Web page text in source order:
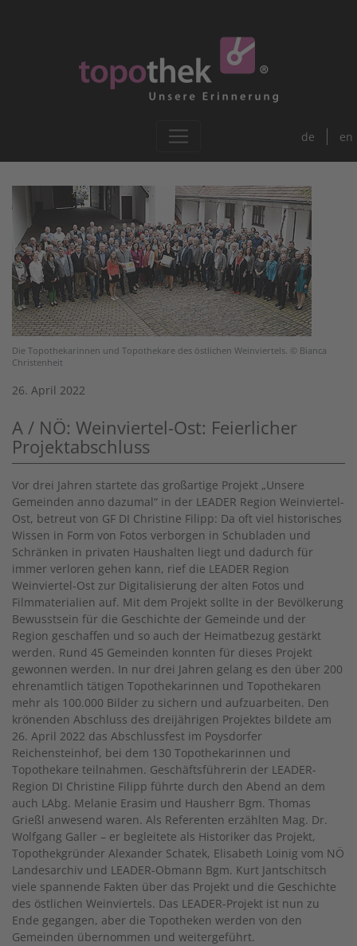
de en
Die Topothekarinnen und Topothekare des östlichen Weinviertels. © Bianca
Christenheit
26. April 2022
A / NÖ: Weinviertel-Ost: Feierlicher
Projektabschluss
Vor drei Jahren startete das großartige Projekt „Unsere
Gemeinden anno dazumal“ in der LEADER Region Weinviertel-
Ost, betreut von GF DI Christine Filipp: Da oft viel historisches
Wissen in Form von Fotos verborgen in Schubladen und
Schränken in privaten Haushalten liegt und dadurch für
immer verloren gehen kann, rief die LEADER Region
Weinviertel-Ost zur Digitalisierung der alten Fotos und
Filmmaterialien auf. Mit dem Projekt sollte in der Bevölkerung
Bewusstsein für die Geschichte der Gemeinde und der
Region geschaffen und so auch der Heimatbezug gestärkt
werden. Rund 45 Gemeinden konnten für dieses Projekt
gewonnen werden. In nur drei Jahren gelang es den über 200
ehrenamtlich tätigen Topothekarinnen und Topothekaren
mehr als 100.000 Bilder zu sichern und aufzuarbeiten. Den
krönenden Abschluss des dreijährigen Projektes bildete am
26. April 2022 das Abschlussfest im Poysdorfer
Reichensteinhof, bei dem 130 Topothekarinnen und
Topothekare teilnahmen. Geschäftsführerin der LEADER-
Region DI Christine Filipp führte durch den Abend an dem
auch LAbg. Melanie Erasim und Hausherr Bgm. Thomas
Grießl anwesend waren. Als Referenten erzählten Mag. Dr.
Wolfgang Galler – er begleitete als Historiker das Projekt,
Topothekgründer Alexander Schatek, Elisabeth Loinig vom NÖ
Landesarchiv und LEADER-Obmann Bgm. Kurt Jantschitsch
viele spannende Fakten über das Projekt und die Geschichte
des östlichen Weinviertels. Das LEADER-Projekt ist nun zu
Ende gegangen, aber die Topotheken werden von den
Gemeinden übernommen und weitergeführt.